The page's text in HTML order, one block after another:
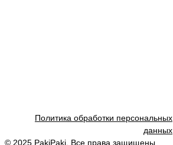
Политика обработки персональных
данных
© 2025 PakiPaki. Все права защищены